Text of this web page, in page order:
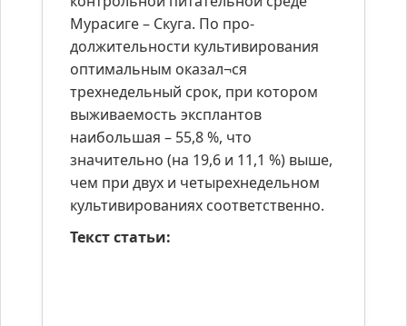
Мурасиге – Скуга. По про-
должительности культивирования
оптимальным оказал¬ся
трехнедельный срок, при котором
выживаемость эксплантов
наибольшая – 55,8 %, что
значительно (на 19,6 и 11,1 %) выше,
чем при двух и четырехнедельном
культивированиях соответственно.
Текст статьи: